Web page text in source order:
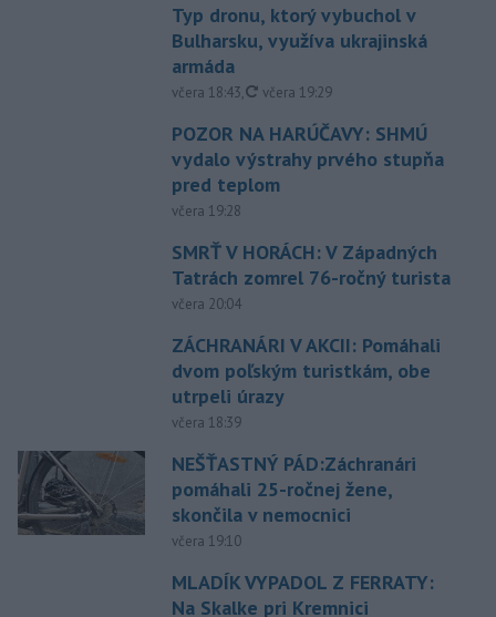
Typ dronu, ktorý vybuchol v
Bulharsku, využíva ukrajinská
armáda
včera 18:43, aktualizované
včera 19:29
POZOR NA HARÚČAVY: SHMÚ
vydalo výstrahy prvého stupňa
pred teplom
včera 19:28
SMRŤ V HORÁCH: V Západných
Tatrách zomrel 76-ročný turista
včera 20:04
ZÁCHRANÁRI V AKCII: Pomáhali
dvom poľským turistkám, obe
utrpeli úrazy
včera 18:39
NEŠŤASTNÝ PÁD:Záchranári
pomáhali 25-ročnej žene,
skončila v nemocnici
včera 19:10
MLADÍK VYPADOL Z FERRATY:
Na Skalke pri Kremnici